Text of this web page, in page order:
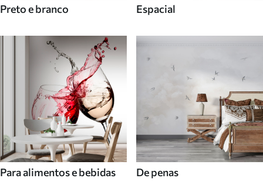
Preto e branco Espacial
Para alimentos e bebidas De penas